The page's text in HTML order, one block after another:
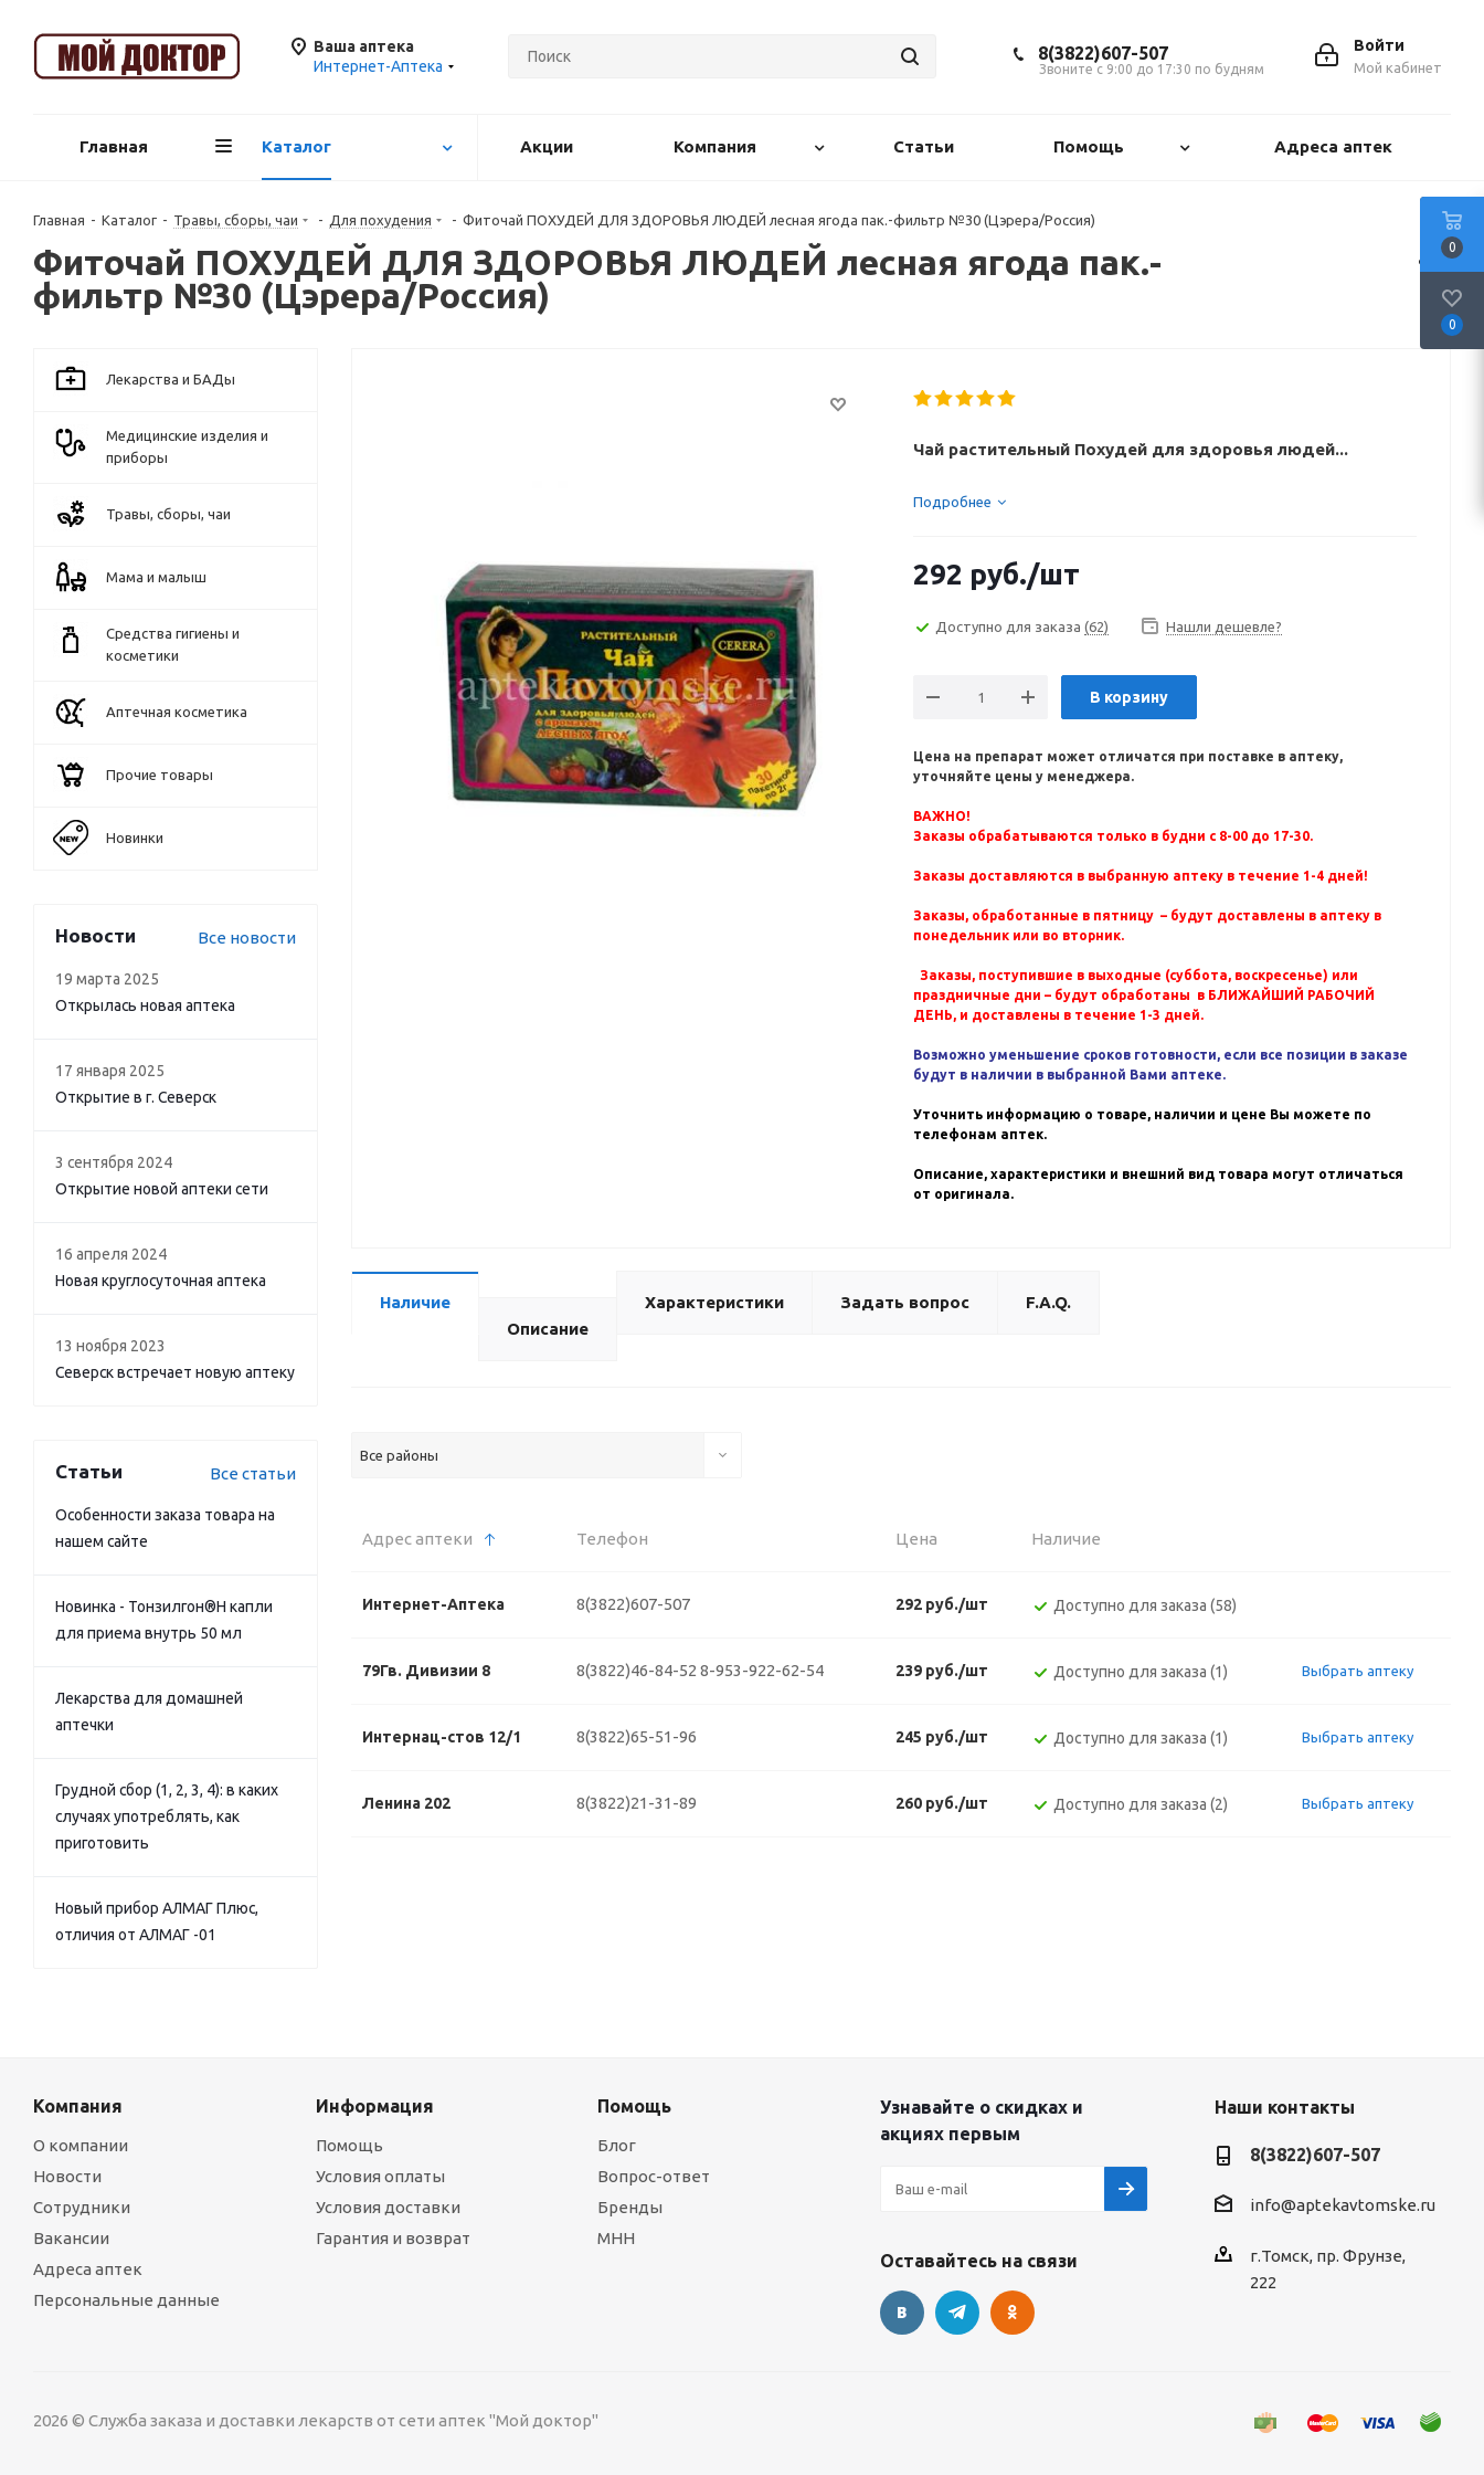
Ваша аптека
Интернет-Аптека
Войти
Мой кабинет
8(3822)607-507
Звоните с 9:00 до 17:30 по будням
Главная Каталог Акции Компания Статьи Помощь Адреса аптек
Главная - Каталог - Травы, сборы, чаи - Для похудения - Фиточай ПОХУДЕЙ ДЛЯ ЗДОРОВЬЯ ЛЮДЕЙ лесная ягода пак.-фильтр №30 (Цэрера/Россия)
Фиточай ПОХУДЕЙ ДЛЯ ЗДОРОВЬЯ ЛЮДЕЙ лесная ягода пак.-
фильтр №30 (Цэрера/Россия)
Чай растительный Похудей для здоровья людей...
Подробнее
292 руб./шт
Доступно для заказа (62) Нашли дешевле?
В корзину
Цена на препарат может отличатся при поставке в аптеку,
уточняйте цены у менеджера.
ВАЖНО!
Заказы обрабатываются только в будни с 8-00 до 17-30.
Заказы доставляются в выбранную аптеку в течение 1-4 дней!
Заказы, обработанные в пятницу – будут доставлены в аптеку в
понедельник или во вторник.
Заказы, поступившие в выходные (суббота, воскресенье) или
праздничные дни – будут обработаны в БЛИЖАЙШИЙ РАБОЧИЙ
ДЕНЬ, и доставлены в течение 1-3 дней.
Возможно уменьшение сроков готовности, если все позиции в заказе
будут в наличии в выбранной Вами аптеке.
Уточнить информацию о товаре, наличии и цене Вы можете по
телефонам аптек.
Описание, характеристики и внешний вид товара могут отличаться
от оригинала.
Наличие
Описание
Характеристики Задать вопрос F.A.Q.
Все районы
Адрес аптеки Телефон Цена Наличие
Интернет-Аптека 8(3822)607-507 292 руб./шт Доступно для заказа (58)
79Гв. Дивизии 8 8(3822)46-84-52 8-953-922-62-54 239 руб./шт Доступно для заказа (1) Выбрать аптеку
Интернац-стов 12/1 8(3822)65-51-96 245 руб./шт Доступно для заказа (1) Выбрать аптеку
Ленина 202 8(3822)21-31-89 260 руб./шт Доступно для заказа (2) Выбрать аптеку
Лекарства и БАДы
Медицинские изделия и
приборы
Травы, сборы, чаи
Мама и малыш
Средства гигиены и
косметики
Аптечная косметика
Прочие товары
Новинки
Новости Все новости
19 марта 2025
Открылась новая аптека
17 января 2025
Открытие в г. Северск
3 сентября 2024
Открытие новой аптеки сети
16 апреля 2024
Новая круглосуточная аптека
13 ноября 2023
Северск встречает новую аптеку
Статьи Все статьи
Особенности заказа товара на
нашем сайте
Новинка - Тонзилгон®Н капли
для приема внутрь 50 мл
Лекарства для домашней
аптечки
Грудной сбор (1, 2, 3, 4): в каких
случаях употреблять, как
приготовить
Новый прибор АЛМАГ Плюс,
отличия от АЛМАГ -01
Компания
О компании
Новости
Сотрудники
Вакансии
Адреса аптек
Персональные данные
Информация
Помощь
Условия оплаты
Условия доставки
Гарантия и возврат
Помощь
Блог
Вопрос-ответ
Бренды
МНН
Узнавайте о скидках и
акциях первым
Оставайтесь на связи
Наши контакты
8(3822)607-507
info@aptekavtomske.ru
г.Томск, пр. Фрунзе,
222
2026 © Служба заказа и доставки лекарств от сети аптек "Мой доктор"
0
0